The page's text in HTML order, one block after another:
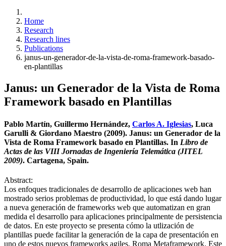
Home
Research
Research lines
Publications
janus-un-generador-de-la-vista-de-roma-framework-basado-
en-plantillas
Janus: un Generador de la Vista de Roma
Framework basado en Plantillas
Pablo Martín, Guillermo Hernández, Carlos A. Iglesias, Luca
Garulli & Giordano Maestro (2009). Janus: un Generador de la
Vista de Roma Framework basado en Plantillas. In Libro de
Actas de las VIII Jornadas de Ingeniería Telemática (JITEL
2009). Cartagena, Spain.
Abstract:
Los enfoques tradicionales de desarrollo de aplicaciones web han
mostrado serios problemas de productividad, lo que está dando lugar
a nueva generación de frameworks web que automatizan en gran
medida el desarrollo para aplicaciones principalmente de persistencia
de datos. En este proyecto se presenta cómo la utlización de
plantillas puede facilitar la generación de la capa de presentación en
uno de estos nuevos frameworks agiles, Roma Metaframework. Este